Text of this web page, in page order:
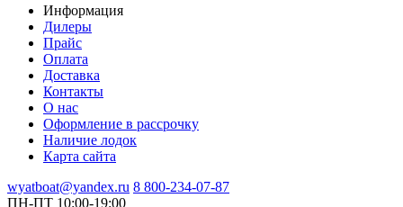
Информация
Дилеры
Прайс
Оплата
Доставка
Контакты
О нас
Оформление в рассрочку
Наличие лодок
Карта сайта
wyatboat@yandex.ru 8 800-234-07-87
ПН-ПТ 10:00-19:00